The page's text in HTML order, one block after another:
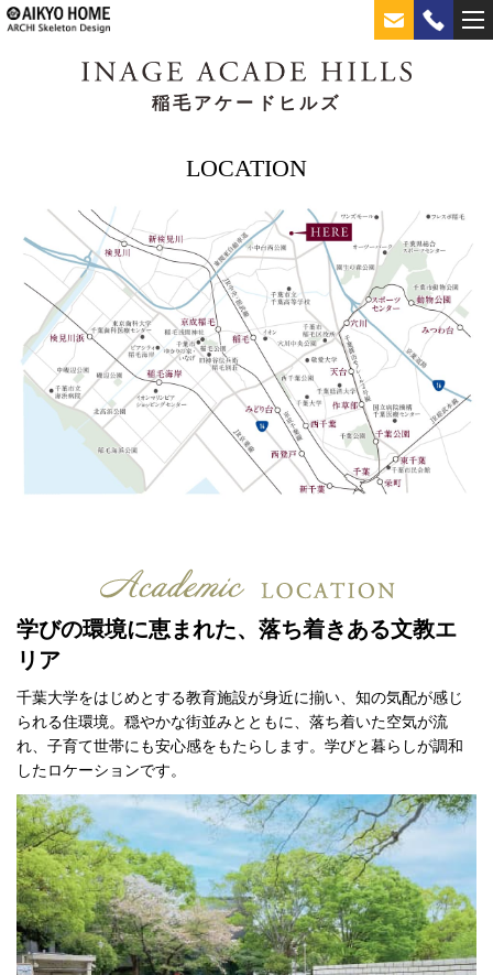
稲毛アケードヒルズ
LOCATION
学びの環境に恵まれた、落ち着きある文教エ
リア
千葉大学をはじめとする教育施設が身近に揃い、知の気配が感じ
られる住環境。 穏やかな街並みとともに、落ち着いた空気が流
れ、 子育て世帯にも安心感をもたらします。学びと暮らしが調和
したロケーションです。